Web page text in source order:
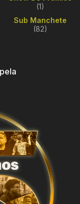
(1)
Sub Manchete
(82)